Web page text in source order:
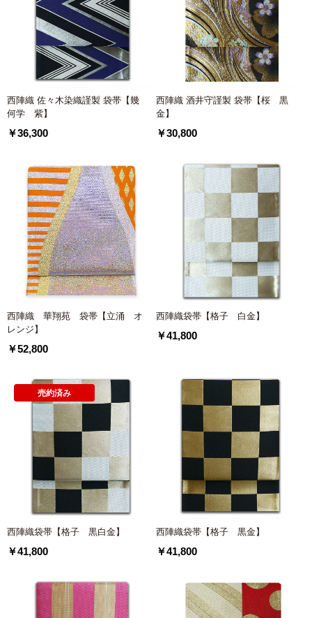
西陣織 佐々木染織謹製 袋帯【幾
何学 紫】
￥36,300
西陣織 酒井守謹製 袋帯【桜 黒
金】
￥30,800
西陣織 華翔苑 袋帯【立涌 オ
レンジ】
￥52,800
西陣織袋帯【格子 白金】
￥41,800
西陣織袋帯【格子 黒白金】
￥41,800
売約済み
西陣織袋帯【格子 黒金】
￥41,800